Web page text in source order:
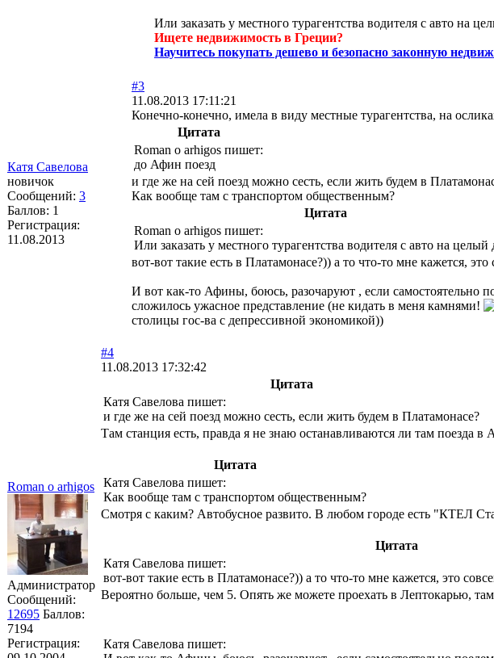
Или заказать у местного турагентства водителя с авто на
Ищете недвижимость в Греции?
Научитесь покупать дешево и безопасно законную
Катя Савелова
новичок
Сообщений: 3
Баллов: 1
Регистрация:
11.08.2013
#3
11.08.2013 17:11:21
Конечно-конечно, имела в виду местные турагентства, на
Цитата
Roman o arhigos пишет:
до Афин поезд
и где же на сей поезд можно сесть, если жить будем в
Как вообще там с транспортом общественным?
Цитата
Roman o arhigos пишет:
Или заказать у местного турагентства водителя с авто на целый
вот-вот такие есть в Платамонасе?)) а то что-то мне кажется,
И вот как-то Афины, боюсь, разочаруют , если
сложилось ужасное представление (не кидать в меня камнями!
столицы гос-ва с депрессивной экономикой))
Roman o arhigos
Администратор
Сообщений:
12695 Баллов:
7194
Регистрация:
#4
11.08.2013 17:32:42
Цитата
Катя Савелова пишет:
и где же на сей поезд можно сесть, если жить будем в Платамонасе?
Там станция есть, правда я не знаю останавливаются ли там поезда
Цитата
Катя Савелова пишет:
Как вообще там с транспортом общественным?
Смотря с каким? Автобусное развито. В любом городе есть "КТЕЛ
Цитата
Катя Савелова пишет:
вот-вот такие есть в Платамонасе?)) а то что-то мне кажется, это
Вероятно больше, чем 5. Опять же можете проехать в Лептокарью, там
Катя Савелова пишет: